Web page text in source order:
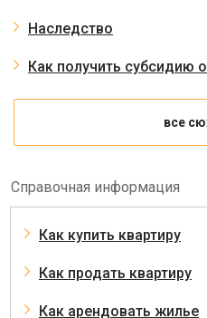
Наследство
Как получить субсидию
все
Справочная информация
Как купить квартиру
Как продать квартиру
Как арендовать жилье